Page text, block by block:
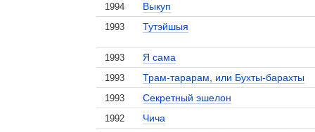
1994 Выкуп
1993 Тутэйшыя
1993 Я сама
1993 Трам-тарарам, или Бухты-барахты
1993 Секретный эшелон
1992 Чича